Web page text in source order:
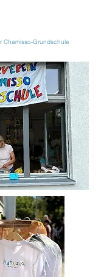
Chamisso-Grundschule